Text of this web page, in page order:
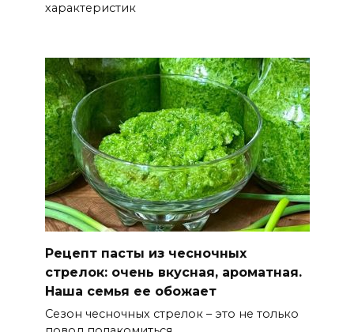
характеристик
Рецепт пасты из чесночных
стрелок: очень вкусная, ароматная.
Наша семья ее обожает
Сезон чесночных стрелок – это не только